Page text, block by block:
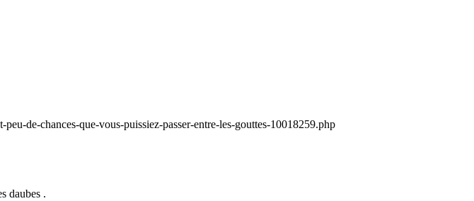
de-chances-que-vous-puissiez-passer-entre-les-gouttes-10018259.php
daubes .